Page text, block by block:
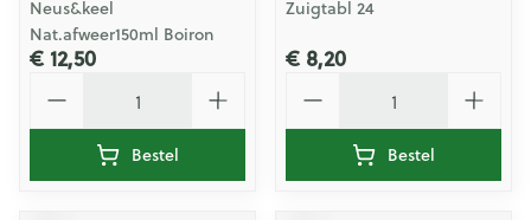
Neus&keel
Nat.afweer150ml Boiron
€ 12,50
Bestel
Zuigtabl 24
€ 8,20
Bestel